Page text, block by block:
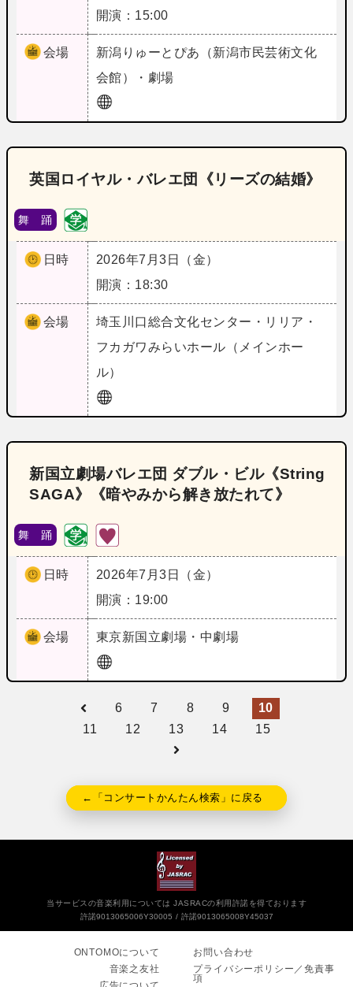
開演：15:00
会場 新潟 りゅーとぴあ（新潟市民芸術文化
会館）・劇場
英国ロイヤル・バレエ団《リーズの結婚》
舞 踊
日時
2026年7月3日（金）
開演：18:30
会場 埼玉 川口総合文化センター・リリア・
フカガワみらいホール（メインホー
ル）
新国立劇場バレエ団 ダブル・ビル《String
SAGA》《暗やみから解き放たれて》
舞 踊
日時
2026年7月3日（金）
開演：19:00
会場 東京新国立劇場・中劇場
6 7 8 9
10
11
12 13 14 15
←「コンサートかんたん検索」に戻る
当サービスの音楽利用については JASRACの利用許諾を得ております
許諾9013065006Y30005
許諾9013065008Y45037
ONTOMOについて
音楽之友社
お問い合わせ
プライバシーポリシー／免責事
項